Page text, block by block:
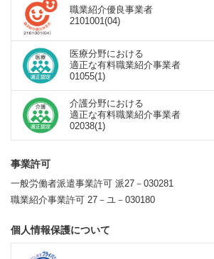
職業紹介優良事業者
2101001(04)
医療分野における
適正な有料職業紹介事業者
01055(1)
介護分野における
適正な有料職業紹介事業者
02038(1)
事業許可
一般労働者派遣事業許可 派27－030281
職業紹介事業許可 27－ユ－030180
個人情報保護について